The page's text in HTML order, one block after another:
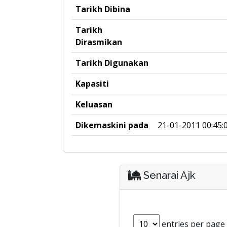
Tarikh Dibina
Tarikh
Dirasmikan
Tarikh Digunakan
Kapasiti
Keluasan
Dikemaskini pada
21-01-2011
Senarai Ajk
entries per page